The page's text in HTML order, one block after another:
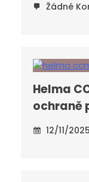
Žádné
Helma
ochraně
12/11/2025